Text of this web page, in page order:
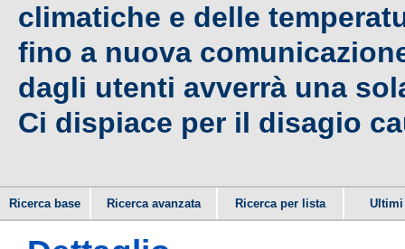
climatiche e delle
fino a nuova
dagli utenti avverrà una
Ci dispiace per il disagio
Ricerca base Ricerca avanzata Ricerca per lista